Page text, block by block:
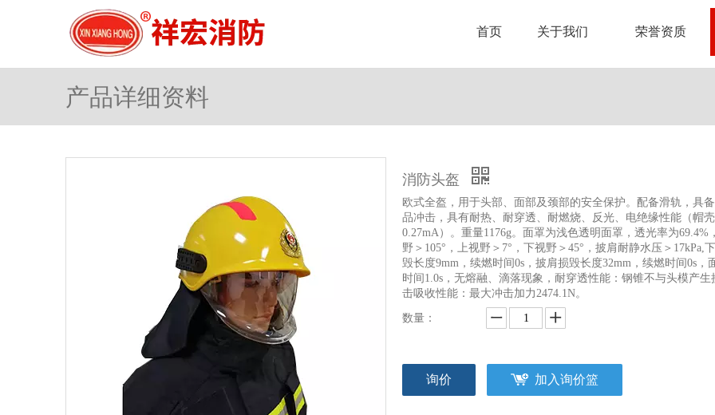
首页 关于我们 荣誉资质
产品详细资料
消防头盔
欧式全盔，用于头部、面部及颈部的安全保护。配备滑轨，具
品冲击，具有耐热、耐穿透、耐燃烧、反光、电绝缘性能（帽
0.27mA）。重量1176g。面罩为浅色透明面罩，透光率为69.4%
野＞105°，上视野＞7°，下视野＞45°，披肩耐静水压＞17kPa,
毁长度9mm，续燃时间0s，披肩损毁长度32mm，续燃时间0s，
时间1.0s，无熔融、滴落现象，耐穿透性能：钢锥不与头模产生
击吸收性能：最大冲击加力2474.1N。
数量：
询价 加入询价篮